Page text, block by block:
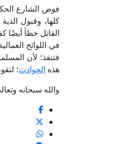
فوض الشارع
كلها، وقبول
القاتل خطأ أيضًا
في اللوائح
فتنفذ؛ لأن
هذه الحوادث؛
والله سبحانه